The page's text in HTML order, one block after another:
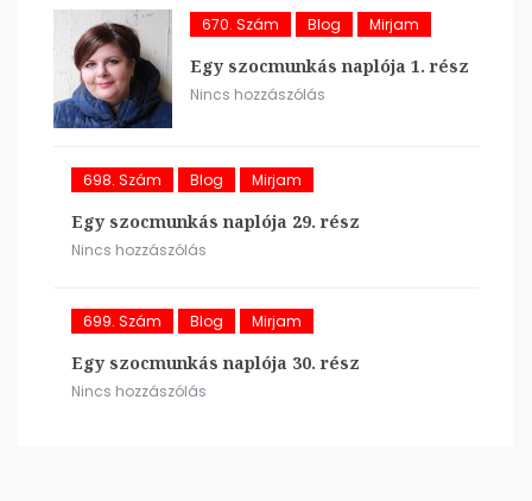
670. Szám Blog Mirjam
Egy szocmunkás naplója 1. rész
Nincs hozzászólás
698. Szám Blog Mirjam
Egy szocmunkás naplója 29. rész
Nincs hozzászólás
699. Szám Blog Mirjam
Egy szocmunkás naplója 30. rész
Nincs hozzászólás